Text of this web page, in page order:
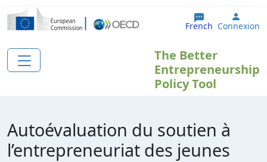
Aller au contenu principal
French User
Connexion
The Better
Entrepreneurship
Policy Tool
Autoévaluation du soutien à
l’entrepreneuriat des jeunes